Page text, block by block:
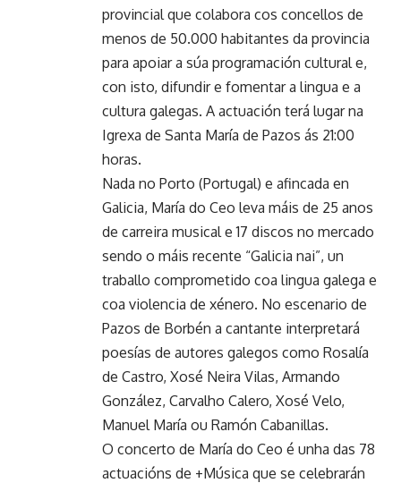
provincial que colabora cos concellos de
menos de 50.000 habitantes da provincia
para apoiar a súa programación cultural e,
con isto, difundir e fomentar a lingua e a
cultura galegas. A actuación terá lugar na
Igrexa de Santa María de Pazos ás 21:00
horas.
Nada no Porto (Portugal) e afincada en
Galicia, María do Ceo leva máis de 25 anos
de carreira musical e 17 discos no mercado
sendo o máis recente “Galicia nai”, un
traballo comprometido coa lingua galega e
coa violencia de xénero. No escenario de
Pazos de Borbén a cantante interpretará
poesías de autores galegos como Rosalía
de Castro, Xosé Neira Vilas, Armando
González, Carvalho Calero, Xosé Velo,
Manuel María ou Ramón Cabanillas.
O concerto de María do Ceo é unha das 78
actuacións de +Música que se celebrarán